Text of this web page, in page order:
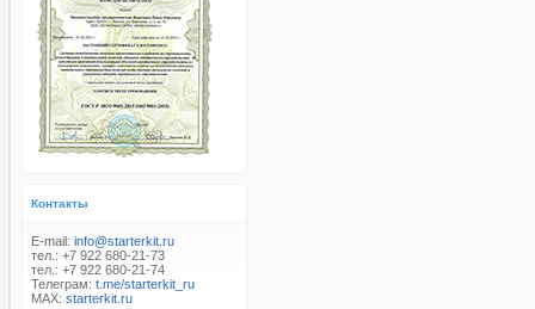
Контакты
E-mail: info@starterkit.ru
тел.: +7 922 680-21-73
тел.: +7 922 680-21-74
Телеграм: t.me/starterkit_ru
MAX: starterkit.ru